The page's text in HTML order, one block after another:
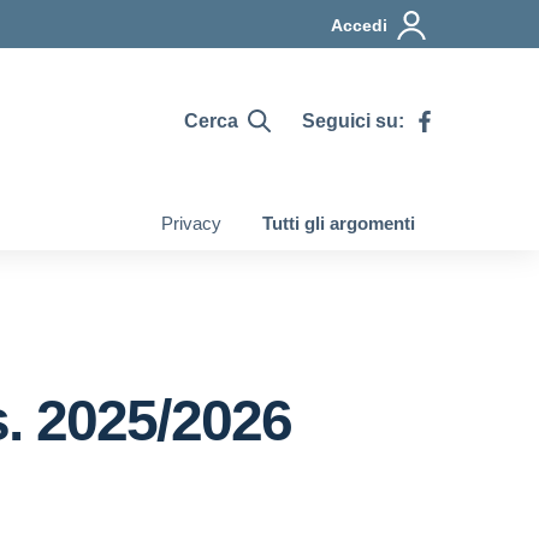
Accedi
Cerca Seguici su:
Privacy Tutti gli argomenti
2025/2026